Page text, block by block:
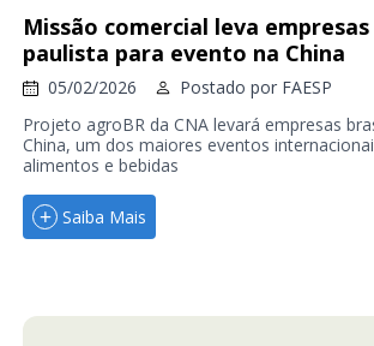
Missão comercial leva
paulista para evento na China
05/02/2026 Postado por FAESP
Projeto agroBR da CNA levará empresas
China, um dos maiores eventos
alimentos e bebidas
Saiba Mais